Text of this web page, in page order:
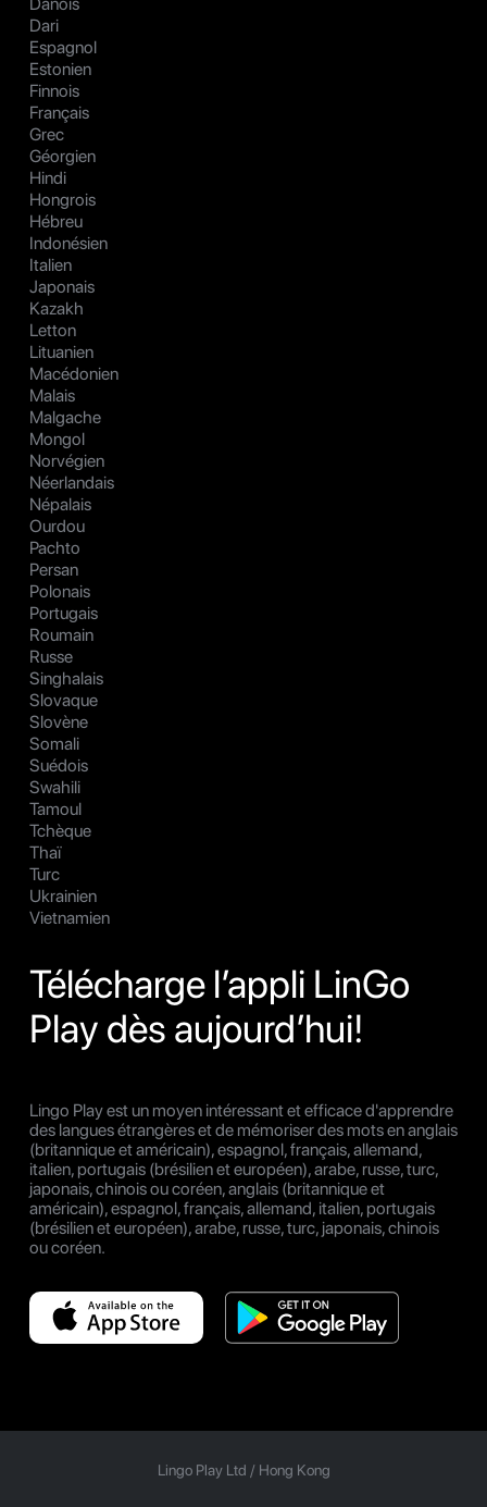
Dari
Espagnol
Estonien
Finnois
Français
Grec
Géorgien
Hindi
Hongrois
Hébreu
Indonésien
Italien
Japonais
Kazakh
Letton
Lituanien
Macédonien
Malais
Malgache
Mongol
Norvégien
Néerlandais
Népalais
Ourdou
Pachto
Persan
Polonais
Portugais
Roumain
Russe
Singhalais
Slovaque
Slovène
Somali
Suédois
Swahili
Tamoul
Tchèque
Thaï
Turc
Ukrainien
Vietnamien
Télécharge l’appli LinGo
Play dès aujourd’hui!
Lingo Play est un moyen intéressant et efficace d'apprendre
des langues étrangères et de mémoriser des mots en anglais
(britannique et américain), espagnol, français, allemand,
italien, portugais (brésilien et européen), arabe, russe, turc,
japonais, chinois ou coréen, anglais (britannique et
américain), espagnol, français, allemand, italien, portugais
(brésilien et européen), arabe, russe, turc, japonais, chinois
ou coréen.
Lingo Play Ltd / Hong Kong